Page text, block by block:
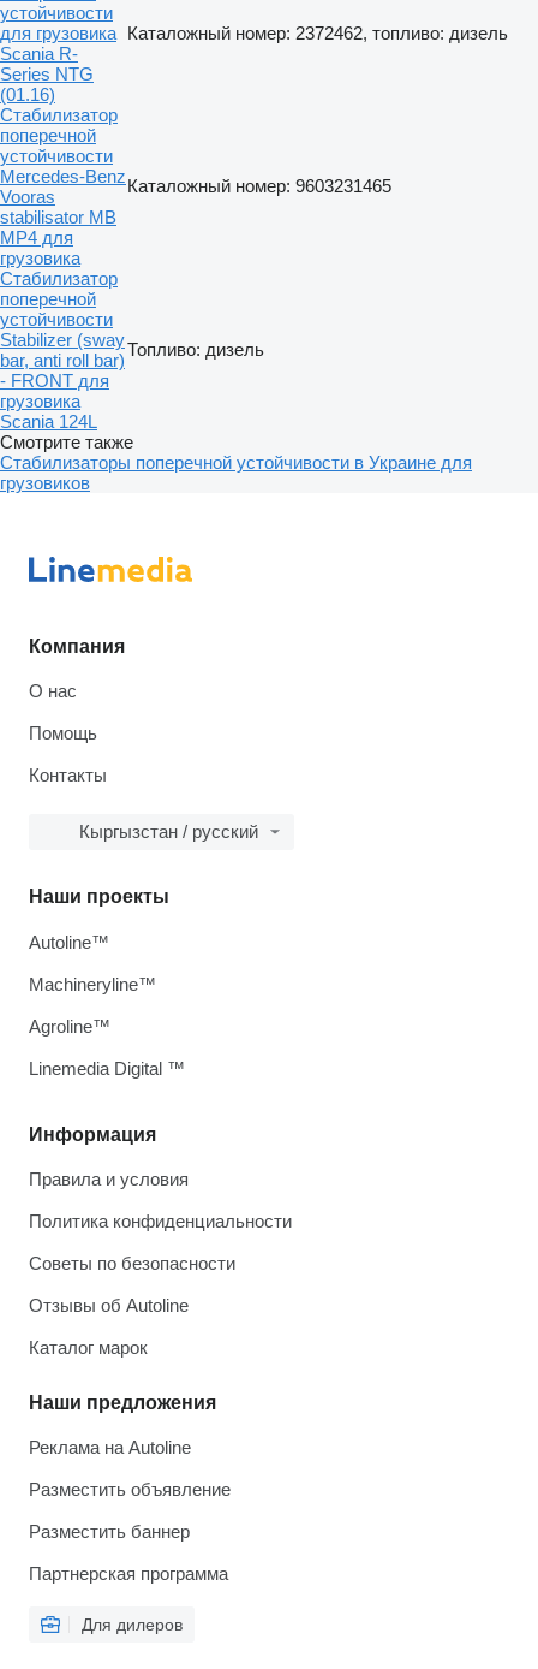
устойчивости
для грузовика
Scania R-
Series NTG
(01.16)
Каталожный номер: 2372462, топливо: дизель
Стабилизатор
поперечной
устойчивости
Mercedes-Benz
Vooras
stabilisator MB
MP4 для
грузовика
Каталожный номер: 9603231465
Стабилизатор
поперечной
устойчивости
Stabilizer (sway
bar, anti roll bar)
- FRONT для
грузовика
Scania 124L
Топливо: дизель
Смотрите также
Стабилизаторы поперечной устойчивости в Украине для
грузовиков
Компания
О нас
Помощь
Контакты
Кыргызстан / русский
Информация
Правила и условия
Политика конфиденциальности
Советы по безопасности
Отзывы об Autoline
Каталог марок
Наши предложения
Реклама на Autoline
Разместить объявление
Разместить баннер
Партнерская программа
Для дилеров
Наши проекты
Autoline™
Machineryline™
Agroline™
Linemedia Digital ™